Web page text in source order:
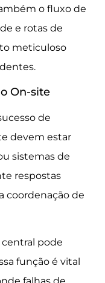
o fluxo de
e rotas de
meticuloso
On-site
de
devem estar
sistemas de
respostas
coordenação de
pode
função é vital